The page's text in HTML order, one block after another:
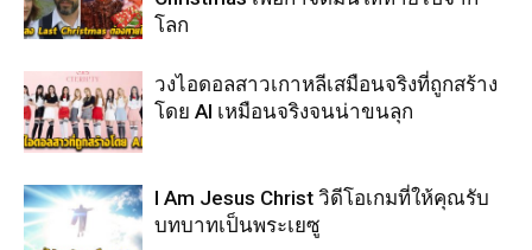
โลก
วงไอดอลสาวเกาหลีเสมือนจริงที่ถูกสร้าง
โดย AI เหมือนจริงจนน่าขนลุก
I Am Jesus Christ วิดีโอเกมที่ให้คุณรับ
บทบาทเป็นพระเยซู